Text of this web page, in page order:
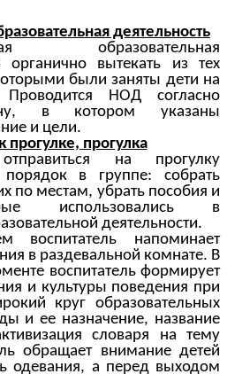
деятельность
образовательная
органично вытекать из тех
были заняты дети на
НОД согласно
в котором указаны
и цели.
прогулке, прогулка
на прогулку
в группе: собрать
по местам, убрать пособия и
использовались в
деятельности.
воспитатель напоминает
в раздевальной комнате. В
воспитатель формирует
и культуры поведения при
круг образовательных
и ее назначение, название
словаря на тему
обращает внимание детей
одевания, а перед выходом